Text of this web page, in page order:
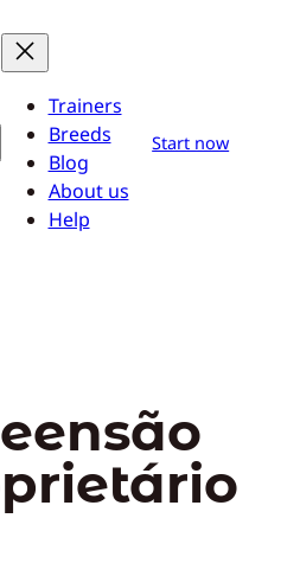
Trainers
Breeds
Blog
About us
Help
Start now